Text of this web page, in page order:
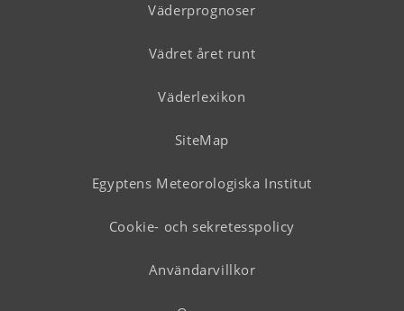
Väderprognoser
Vädret året runt
Väderlexikon
SiteMap
Egyptens Meteorologiska Institut
Cookie- och sekretesspolicy
Användarvillkor